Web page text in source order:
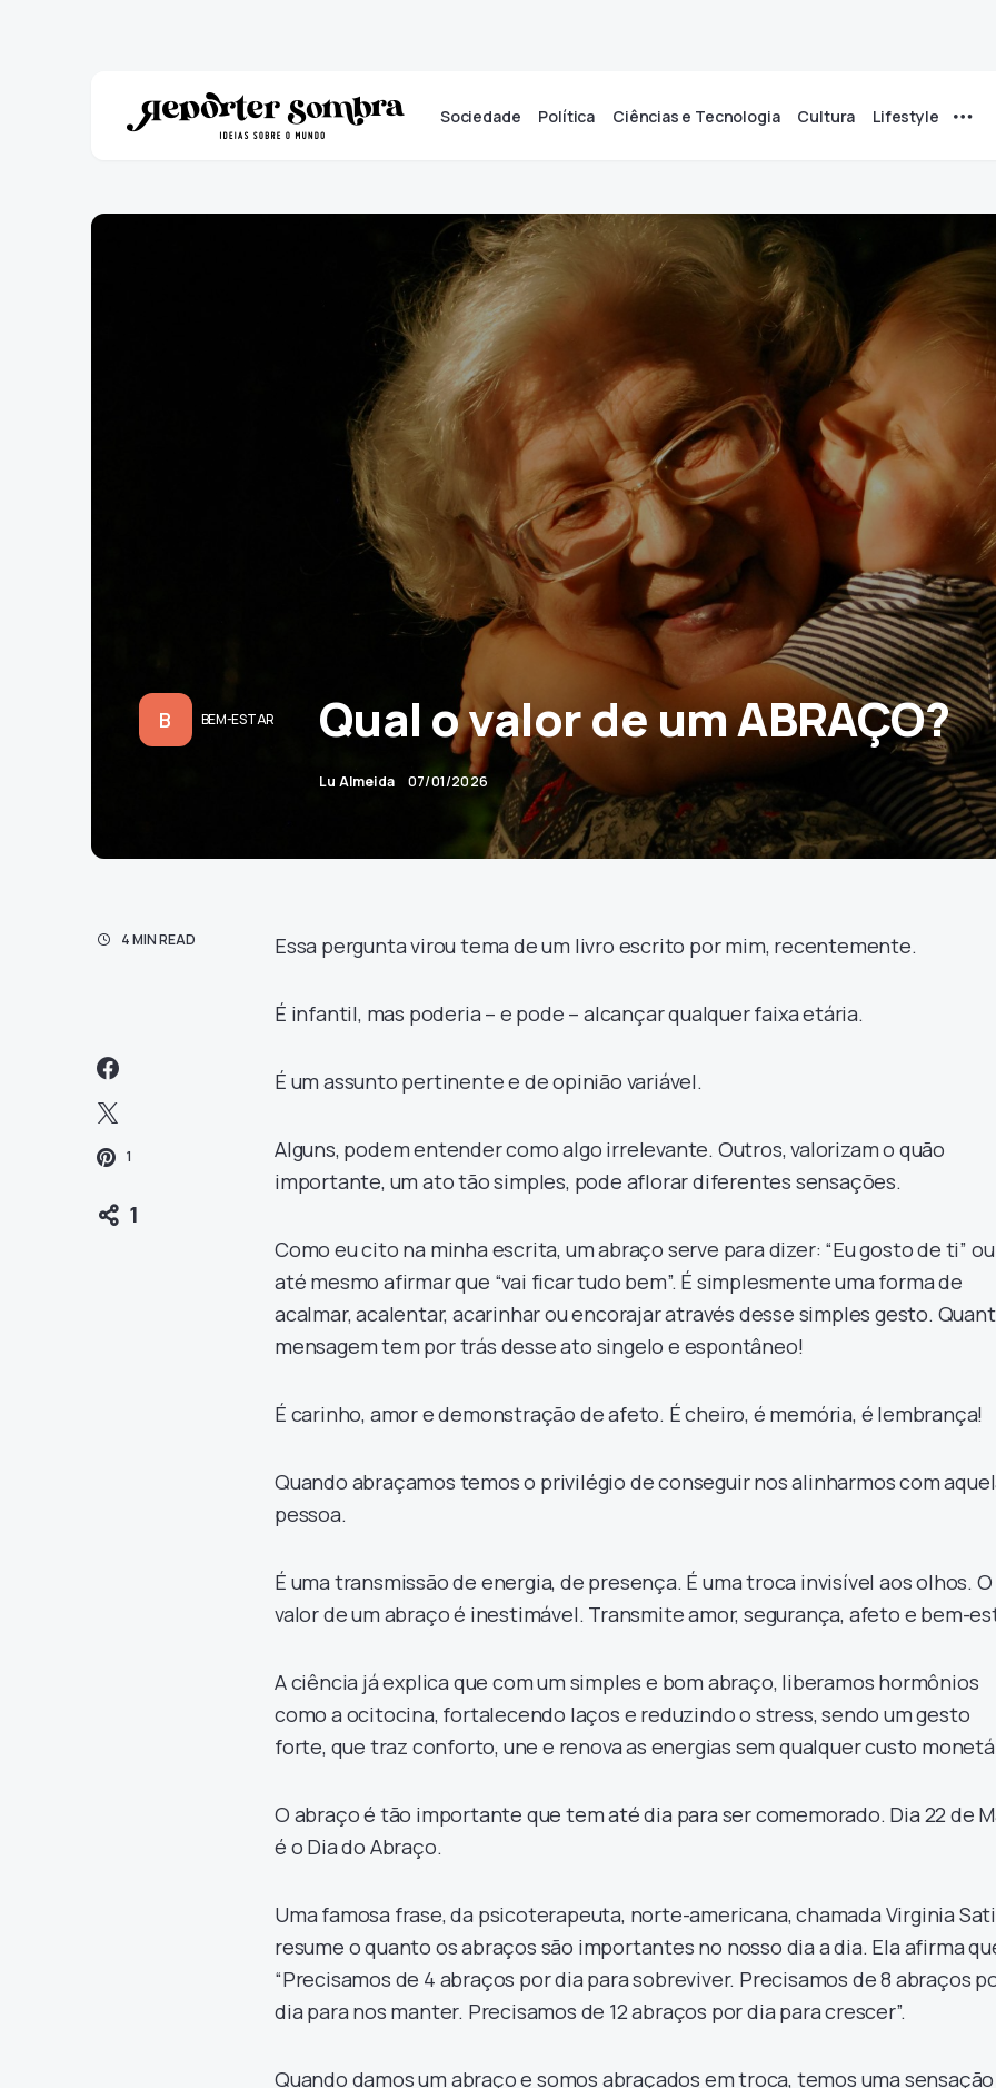
Sociedade Política Ciências e Tecnologia Cultura Lifestyle
B BEM-ESTAR Qual o valor de um ABRAÇO?
Lu Almeida 07/01/2026
4 MIN READ
1
1
Essa pergunta virou tema de um livro escrito por mim, recentemente.
É infantil, mas poderia – e pode – alcançar qualquer faixa etária.
É um assunto pertinente e de opinião variável.
Alguns, podem entender como algo irrelevante. Outros, valorizam o quão
importante, um ato tão simples, pode aflorar diferentes sensações.
Como eu cito na minha escrita, um abraço serve para dizer: “Eu gosto de ti” ou
até mesmo afirmar que “vai ficar tudo bem”. É simplesmente uma forma de
acalmar, acalentar, acarinhar ou encorajar através desse simples gesto.
mensagem tem por trás desse ato singelo e espontâneo!
É carinho, amor e demonstração de afeto. É cheiro, é memória, é lembrança!
Quando abraçamos temos o privilégio de conseguir nos alinharmos com
pessoa.
É uma transmissão de energia, de presença. É uma troca invisível aos olhos. O
valor de um abraço é inestimável. Transmite amor, segurança, afeto e bem-
A ciência já explica que com um simples e bom abraço, liberamos hormônios
como a ocitocina, fortalecendo laços e reduzindo o stress, sendo um gesto
forte, que traz conforto, une e renova as energias sem qualquer custo
O abraço é tão importante que tem até dia para ser comemorado. Dia 22 de
é o Dia do Abraço.
Uma famosa frase, da psicoterapeuta, norte-americana, chamada Virginia
resume o quanto os abraços são importantes no nosso dia a dia. Ela afirma
“Precisamos de 4 abraços por dia para sobreviver. Precisamos de 8 abraços
dia para nos manter. Precisamos de 12 abraços por dia para crescer”.
Quando damos um abraço e somos abraçados em troca, temos uma